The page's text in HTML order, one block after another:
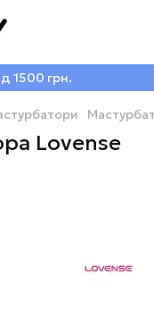
1500 грн.
Lovense